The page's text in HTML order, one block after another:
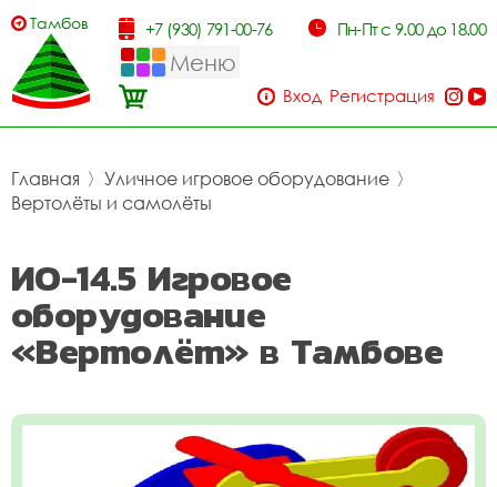
Тамбов +7 (930) 791-00-76 Пн-Пт с 9.00 до 18.00
Меню
Вход Регистрация
Главная 〉 Уличное игровое оборудование 〉
Вертолёты и самолёты
ИО-14.5 Игровое
оборудование
«Вертолёт» в Тамбове